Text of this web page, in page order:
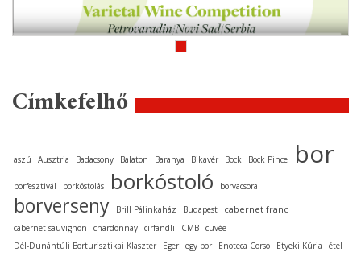
Címkefelhő
aszú Ausztria Badacsony Balaton Baranya Bikavér Bock Bock Pince bor
borfesztivál borkóstolás borkóstoló borvacsora
borverseny Brill Pálinkaház Budapest cabernet franc
cabernet sauvignon chardonnay cirfandli CMB cuvée
Dél-Dunántúli Borturisztikai Klaszter
Eger egy bor Enoteca Corso Etyeki Kúria
étel